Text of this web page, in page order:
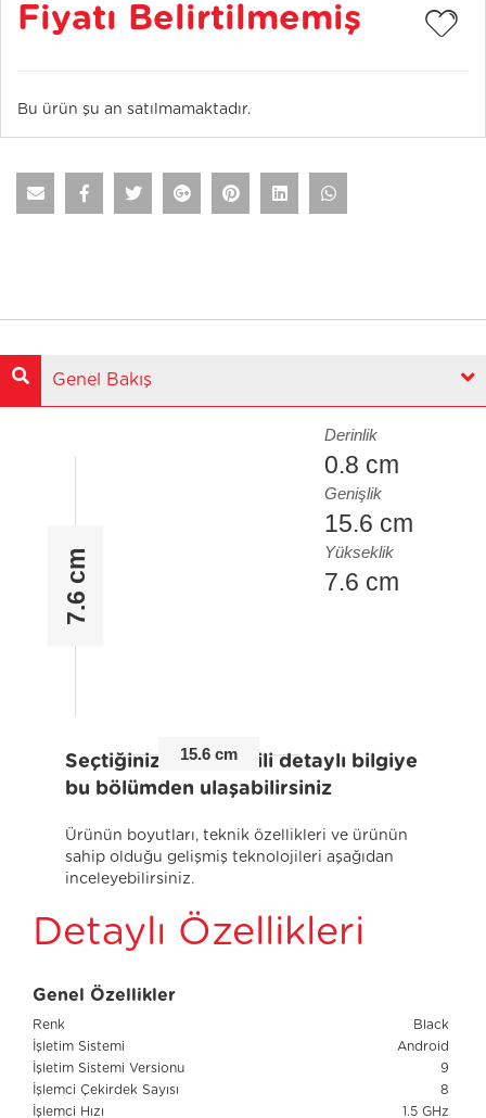
Fiyatı Belirtilmemiş
Bu ürün şu an satılmamaktadır.
Genel Bakış
7.6 cm
15.6 cm
Derinlik
0.8 cm
Genişlik
15.6 cm
Yükseklik
7.6 cm
Seçtiğiniz ürünle ilgili detaylı bilgiye
bu bölümden ulaşabilirsiniz
Ürünün boyutları, teknik özellikleri ve ürünün
sahip olduğu gelişmiş teknolojileri aşağıdan
inceleyebilirsiniz.
Detaylı Özellikleri
Genel Özellikler
Renk
Black
İşletim Sistemi
Android
İşletim Sistemi Versionu
9
İşlemci Çekirdek Sayısı
8
İşlemci Hızı
1.5 GHz